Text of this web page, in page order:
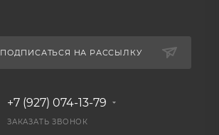
ПОДПИСАТЬСЯ НА РАССЫЛКУ
+7 (927) 074-13-79
ЗАКАЗАТЬ ЗВОНОК